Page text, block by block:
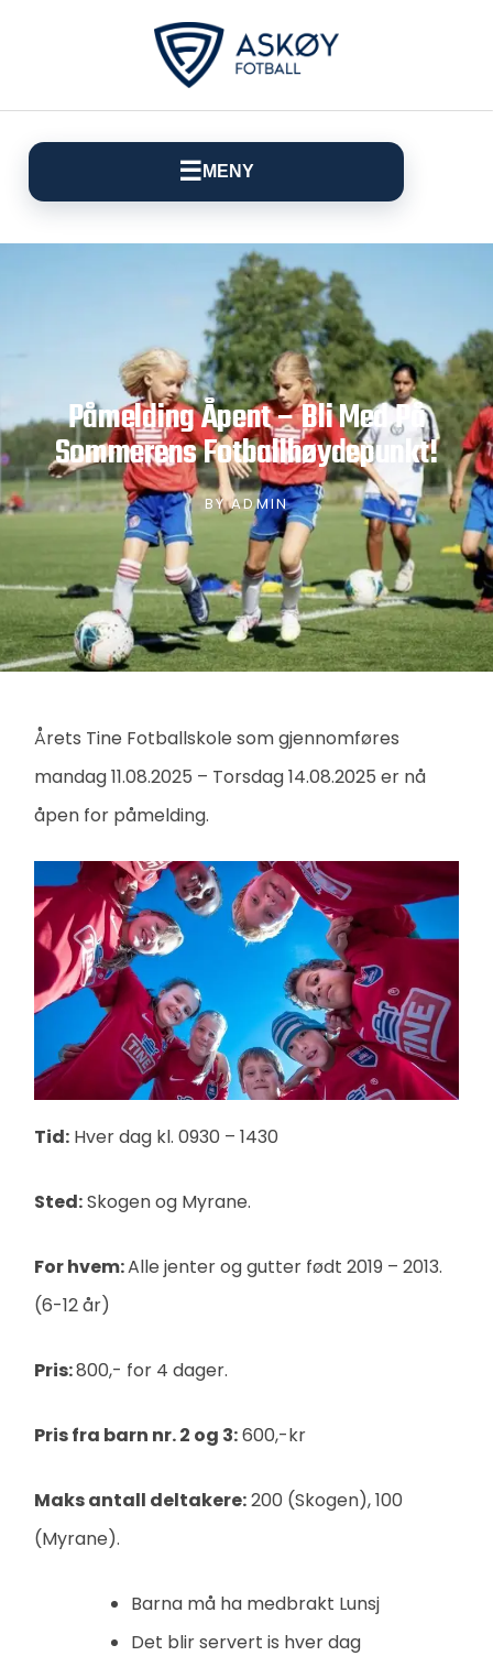
☰ MENY
Påmelding Åpent – Bli Med På
Sommerens Fotballhøydepunkt!
BYADMIN
Årets Tine Fotballskole som gjennomføres
mandag 11.08.2025 – Torsdag 14.08.2025 er nå
åpen for påmelding.
Tid: Hver dag kl. 0930 – 1430
Sted:Skogen og Myrane.
For hvem:Alle jenter og gutter født 2019 – 2013.
(6-12 år)
Pris:800,- for 4 dager.
Pris fra barn nr. 2 og 3:600,-kr
Maks antall deltakere:200 (Skogen), 100
(Myrane).
Barna må ha medbrakt Lunsj
Det blir servert is hver dag